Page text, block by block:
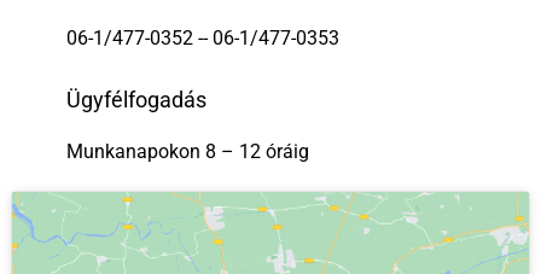
06-1/477-0352 -- 06-1/477-0353
Ügyfélfogadás
Munkanapokon 8 – 12 óráig